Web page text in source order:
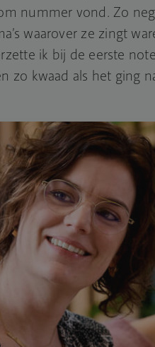
nummer vond. Zo
waarover ze zingt
ik bij de eerste
zo kwaad als het ging